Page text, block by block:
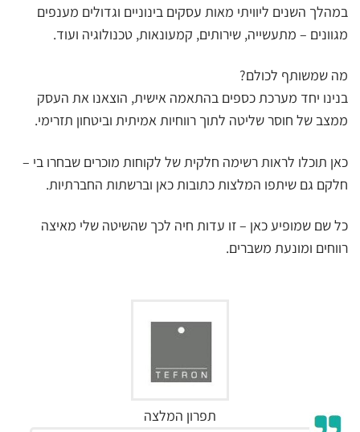
במהלך השנים ליוויתי מאות עסקים בינוניים וגדולים מענפים
מגוונים – מתעשייה, שירותים, קמעונאות, טכנולוגיה ועוד.
מה שמשותף לכולם?
בנינו יחד מערכת כספים בהתאמה אישית, הוצאנו את העסק
ממצב של חוסר שליטה לתוך רווחיות אמיתית וביטחון תזרימי.
כאן תוכלו לראות רשימה חלקית של לקוחות מוכרים שבחרו בי –
חלקם גם שיתפו המלצות כתובות כאן וברשתות החברתיות.
כל שם שמופיע כאן – זו עדות חיה לכך שהשיטה שלי מאיצה
רווחים ומונעת משברים.
תפרון המלצה